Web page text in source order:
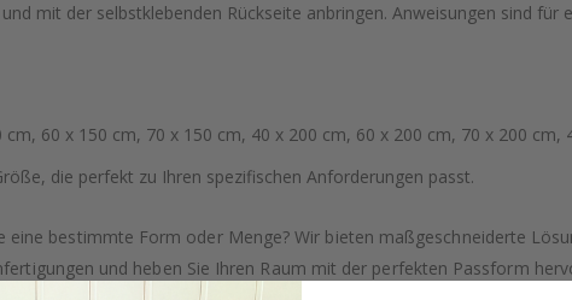
mit der selbstklebenden Rückseite anbringen. Anweisungen sind
cm, 60 x 150 cm, 70 x 150 cm, 40 x 200 cm, 60 x 200 cm, 70 x 200 cm,
die perfekt zu Ihren spezifischen Anforderungen passt.
eine bestimmte Form oder Menge? Wir bieten maßgeschneiderte
und heben Sie Ihren Raum mit der perfekten Passform